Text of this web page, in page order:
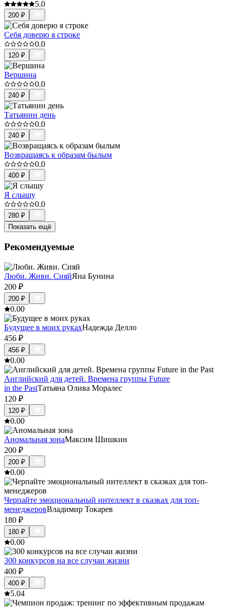
5.0
200 ₽
Себя доверю я строке
0.0
120 ₽
Вершина
0.0
240 ₽
Татьянин день
0.0
240 ₽
Возвращаясь к образам былым
0.0
400 ₽
Я слышу
0.0
280 ₽
Показать ещё
Рекомендуемые
Люби. Живи. СияйЯна Бунина
200 ₽
200 ₽
0.00
Будущее в моих рукахНадежда Делло
456 ₽
456 ₽
0.00
Английский для детей. Времена группы Future
in the PastТатьяна Олива Моралес
120 ₽
120 ₽
0.00
Аномальная зонаМаксим Шишкин
200 ₽
200 ₽
0.00
Черпайте эмоциональный интеллект в сказках для топ-
менеджеровВладимир Токарев
180 ₽
180 ₽
0.00
300 конкурсов на все случаи жизни
400 ₽
400 ₽
5.04